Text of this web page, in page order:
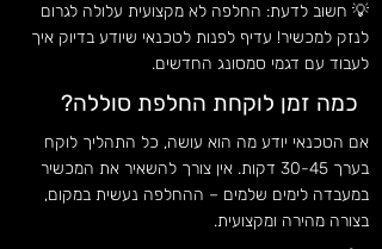
💡 חשוב לדעת: החלפה לא מקצועית עלולה לגרום
לנזק למכשיר! עדיף לפנות לטכנאי שיודע בדיוק איך
לעבוד עם דגמי סמסונג החדשים.
כמה זמן לוקחת החלפת סוללה?
אם הטכנאי יודע מה הוא עושה, כל התהליך לוקח
בערך 30-45 דקות. אין צורך להשאיר את המכשיר
במעבדה לימים שלמים – ההחלפה נעשית במקום,
בצורה מהירה ומקצועית.